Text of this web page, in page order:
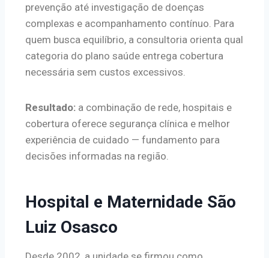
prevenção até investigação de doenças
complexas e acompanhamento contínuo. Para
quem busca equilíbrio, a consultoria orienta qual
categoria do plano saúde entrega cobertura
necessária sem custos excessivos.
Resultado: a combinação de rede, hospitais e
cobertura oferece segurança clínica e melhor
experiência de cuidado — fundamento para
decisões informadas na região.
Hospital e Maternidade São
Luiz Osasco